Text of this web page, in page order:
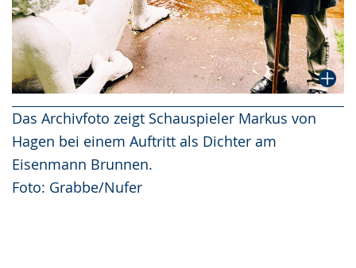
Das Archivfoto zeigt Schauspieler Markus von
Hagen bei einem Auftritt als Dichter am
Eisenmann Brunnen.
Foto: Grabbe/Nufer